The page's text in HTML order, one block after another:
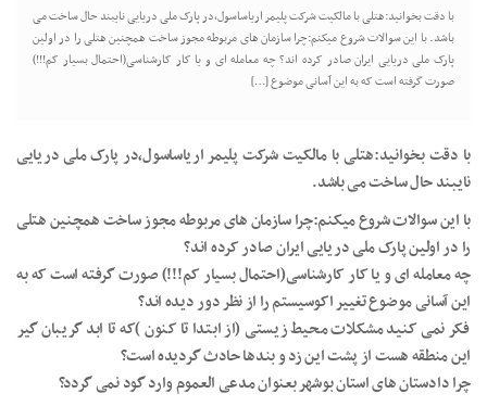
با دقت بخوانید:هتلی با مالکیت شرکت پلیمر اریاساسول،در پارک ملی دریایی نایبند حال ساخت می
باشد. با این سوالات شروع میکنم:چرا سازمان های مربوطه مجوز ساخت همچنین هتلی را در اولین
پارک ملی دریایی ایران صادر کرده اند؟ چه معامله ای و یا کار کارشناسی(احتمال بسیار کم!!!)
صورت گرفته است که به این آسانی موضوع […]
با دقت بخوانید:هتلی با مالکیت شرکت پلیمر اریاساسول،در پارک ملی دریایی
نایبند حال ساخت می باشد.
با این سوالات شروع میکنم:چرا سازمان های مربوطه مجوز ساخت همچنین هتلی
را در اولین پارک ملی دریایی ایران صادر کرده اند؟
چه معامله ای و یا کار کارشناسی(احتمال بسیار کم!!!) صورت گرفته است که به
این آسانی موضوع تغییر اکوسیستم را از نظر دور دیده اند؟
فکر نمی کنید مشکلات محیط زیستی (از ابتدا تا کنون )که تا ابد گریبان گیر
این منطقه هست از پشت این زد و بندها حادث گردیده است؟
چرا دادستان های استان بوشهر بعنوان مدعی العموم وارد گود نمی گردد؟